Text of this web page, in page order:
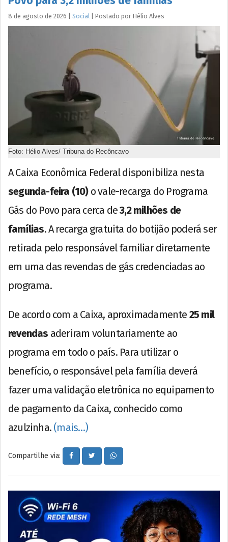
8 de agosto de 2026 Social Postado por Hélio Alves
Foto: Hélio Alves/ Tribuna do Recôncavo
A Caixa Econômica Federal disponibiliza nesta
segunda-feira (10)o vale-recarga do Programa
Gás do Povo para cerca de3,2 milhões de
famílias. A recarga gratuita do botijão poderá ser
retirada pelo responsável familiar diretamente
em uma das revendas de gás credenciadas ao
programa.
De acordo com a Caixa, aproximadamente 25 mil
revendas aderiram voluntariamente ao
programa em todo o país. Para utilizar o
benefício, o responsável pela família deverá
fazer uma validação eletrônica no equipamento
de pagamento da Caixa, conhecido como
azulzinha. (mais…)
Compartilhe via: